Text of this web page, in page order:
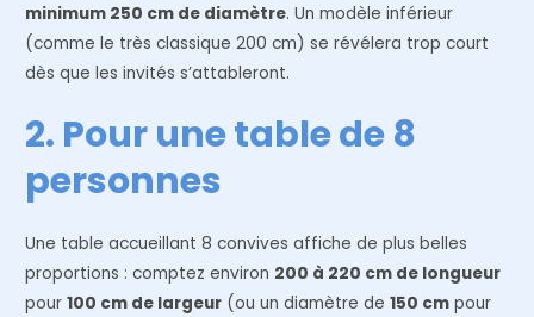
minimum 250 cm de diamètre. Un modèle inférieur
(comme le très classique 200 cm) se révélera trop court
dès que les invités s’attableront.
2. Pour une table de 8
personnes
Une table accueillant 8 convives affiche de plus belles
proportions : comptez environ 200 à 220 cm de longueur
pour100 cm de largeur (ou un diamètre de150 cm pour